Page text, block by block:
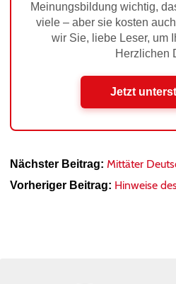
Meinungsbildung wichtig,
viele – aber sie kosten
wir Sie, liebe Leser, um
Herzlichen
Jetzt
Nächster Beitrag: Mittäter
Vorheriger Beitrag: Hinweise